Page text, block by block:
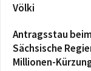
Völki
Antragsstau
Sächsische
Millionen-